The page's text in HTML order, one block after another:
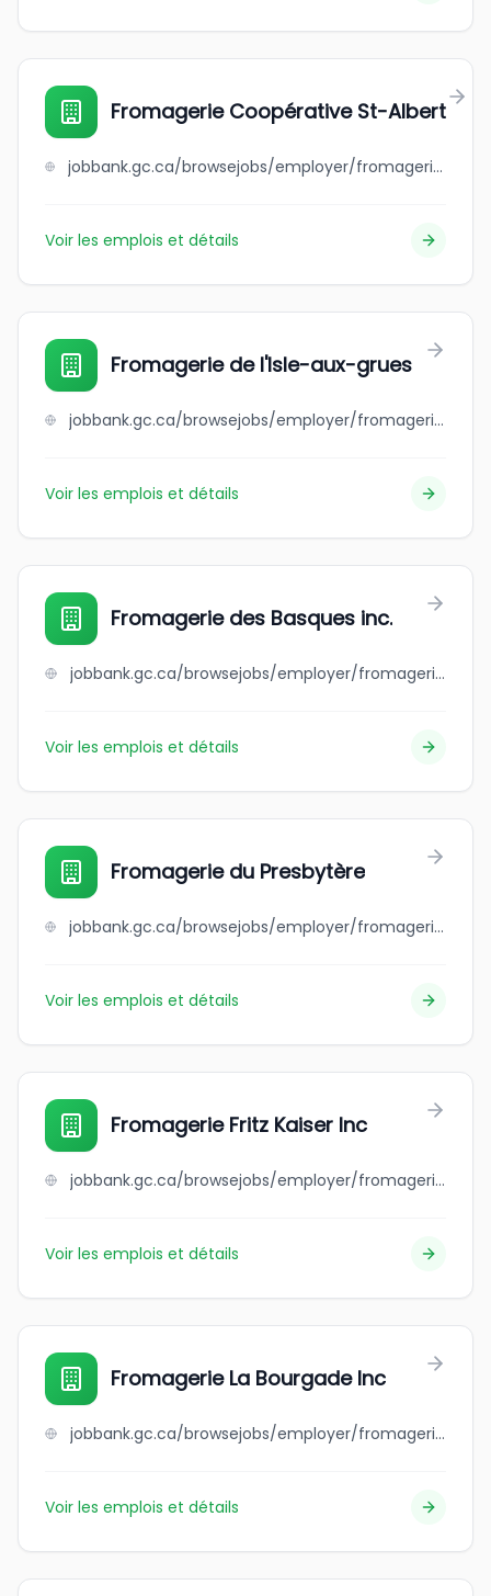
Fromagerie Coopérative St-Albert
jobbank.gc.ca/browsejobs/employer/fromagerie+coop%C3%A9rative+st-albert/ca
Voir les emplois et détails
Fromagerie de l'Isle-aux-grues
jobbank.gc.ca/browsejobs/employer/fromagerie+de+l%27isle-aux-grues/ca
Voir les emplois et détails
Fromagerie des Basques inc.
jobbank.gc.ca/browsejobs/employer/fromagerie+des+basques+inc./ca
Voir les emplois et détails
Fromagerie du Presbytère
jobbank.gc.ca/browsejobs/employer/fromagerie+du+presbyt%C3%A8re/ca
Voir les emplois et détails
Fromagerie Fritz Kaiser Inc
jobbank.gc.ca/browsejobs/employer/fromagerie+fritz+kaiser+inc/ca
Voir les emplois et détails
Fromagerie La Bourgade Inc
jobbank.gc.ca/browsejobs/employer/fromagerie+la+bourgade+inc/ca
Voir les emplois et détails